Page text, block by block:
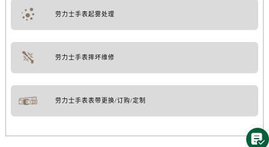
劳力士手表起雾处理
劳力士手表摔坏维修
劳力士手表表带更换/订购/定制
